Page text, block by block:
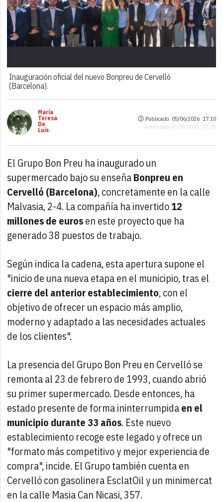
Inauguración oficial del nuevo Bonpreu de Cervelló
(Barcelona).
María
Teresa
De
Luis
Publicado: 05/06/2026 ·17:10
Actualizado: 05/06/2026 · 17:10
El Grupo Bon Preu ha inaugurado un
supermercado bajo su enseñaBonpreu en
Cervelló (Barcelona), concretamente en la calle
Malvasia, 2-4. La compañía ha invertido12
millones de eurosen este proyecto que ha
generado 38 puestos de trabajo.
Según indica la cadena, esta apertura supone el
"inicio de una nueva etapa en el municipio, tras el
cierre del anterior establecimiento, con el
objetivo de ofrecer un espacio más amplio,
moderno y adaptado a las necesidades actuales
de los clientes".
La presencia del Grupo Bon Preu en Cervelló se
remonta al 23 de febrero de 1993, cuando abrió
su primer supermercado. Desde entonces, ha
estado presente de forma ininterrumpidaen el
municipio durante 33 años. Este nuevo
establecimiento recoge este legado y ofrece un
"formato más competitivo y mejor experiencia de
compra", incide. El Grupo también cuenta en
Cervelló con gasolinera EsclatOil y un minimercat
en la calle Masia Can Nicasi, 357.